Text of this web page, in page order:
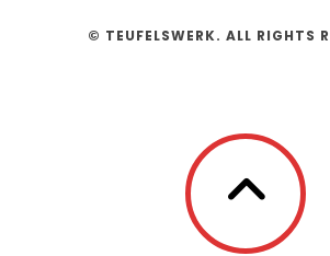
© TEUFELSWERK. ALL RIGHTS